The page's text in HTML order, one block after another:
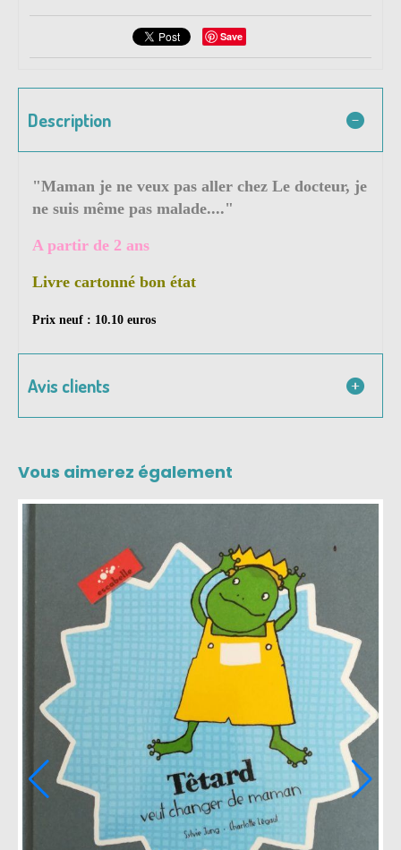
Save
Description
"Maman je ne veux pas aller chez Le docteur, je
ne suis même pas malade...."
A partir de 2 ans
Livre cartonné bon état
Prix neuf : 10.10 euros
Avis clients
Vous aimerez également